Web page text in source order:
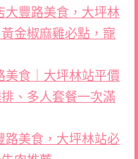
大豐路美食，大坪林
金椒麻雞必點，寵
美食｜大坪林站平價
、多人套餐一次滿
路美食，大坪林站必